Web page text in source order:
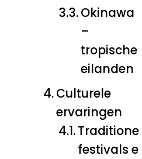
Okinawa
–
tropische
eilanden
Culturele
ervaringen
Traditionele
festivals en